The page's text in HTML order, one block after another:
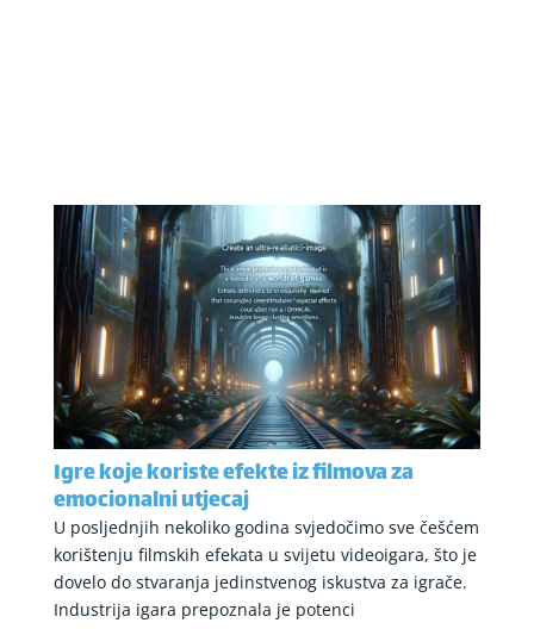
Igre koje koriste efekte iz filmova za
emocionalni utjecaj
U posljednjih nekoliko godina svjedočimo sve češćem
korištenju filmskih efekata u svijetu videoigara, što je
dovelo do stvaranja jedinstvenog iskustva za igrače.
Industrija igara prepoznala je potenci